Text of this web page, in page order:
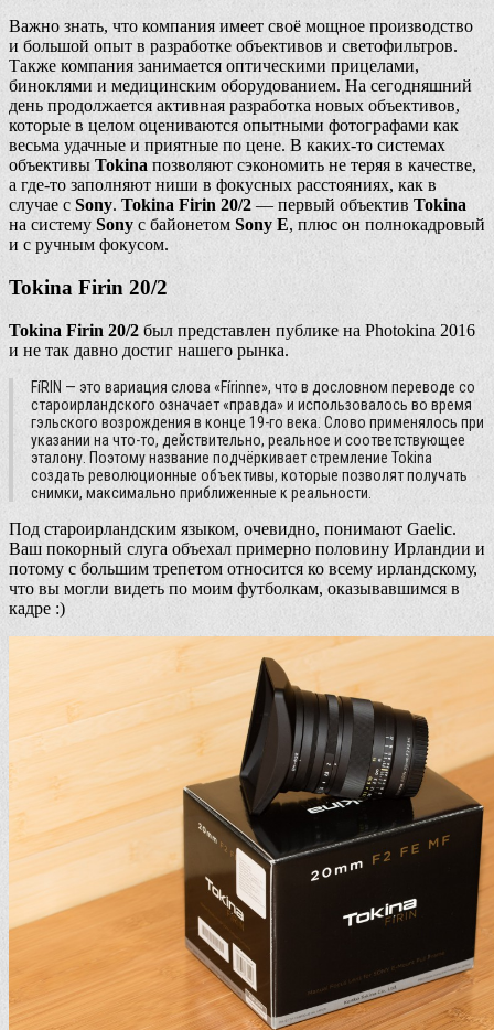
Важно знать, что компания имеет своё мощное производство
и большой опыт в разработке объективов и светофильтров.
Также компания занимается оптическими прицелами,
биноклями и медицинским оборудованием. На сегодняшний
день продолжается активная разработка новых объективов,
которые в целом оцениваются опытными фотографами как
весьма удачные и приятные по цене. В каких-то системах
объективы Tokina позволяют сэкономить не теряя в качестве,
а где-то заполняют ниши в фокусных расстояниях, как в
случае с Sony. Tokina Firin 20/2 — первый объектив Tokina
на систему Sony с байонетом Sony E, плюс он полнокадровый
и с ручным фокусом.
Tokina Firin 20/2
Tokina Firin 20/2 был представлен публике на Photokina 2016
и не так давно достиг нашего рынка.
FíRIN — это вариация слова «Fírinne», что в дословном переводе со
староирландского означает «правда» и использовалось во время
гэльского возрождения в конце 19-го века. Слово применялось при
указании на что-то, действительно, реальное и соответствующее
эталону. Поэтому название подчёркивает стремление Tokina
создать революционные объективы, которые позволят получать
снимки, максимально приближенные к реальности.
Под староирландским языком, очевидно, понимают Gaelic.
Ваш покорный слуга объехал примерно половину Ирландии и
потому с большим трепетом относится ко всему ирландскому,
что вы могли видеть по моим футболкам, оказывавшимся в
кадре :)